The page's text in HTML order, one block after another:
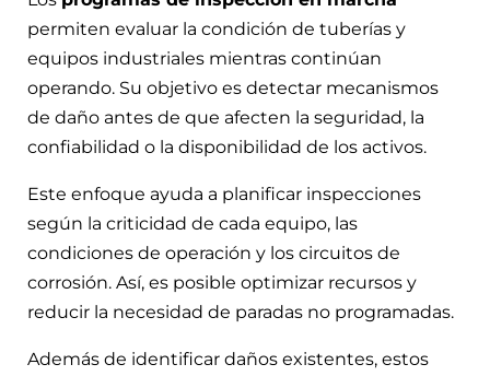
permiten evaluar la condición de tuberías y
equipos industriales mientras continúan
operando. Su objetivo es detectar mecanismos
de daño antes de que afecten la seguridad, la
confiabilidad o la disponibilidad de los activos.
Este enfoque ayuda a planificar inspecciones
según la criticidad de cada equipo, las
condiciones de operación y los circuitos de
corrosión. Así, es posible optimizar recursos y
reducir la necesidad de paradas no programadas.
Además de identificar daños existentes, estos